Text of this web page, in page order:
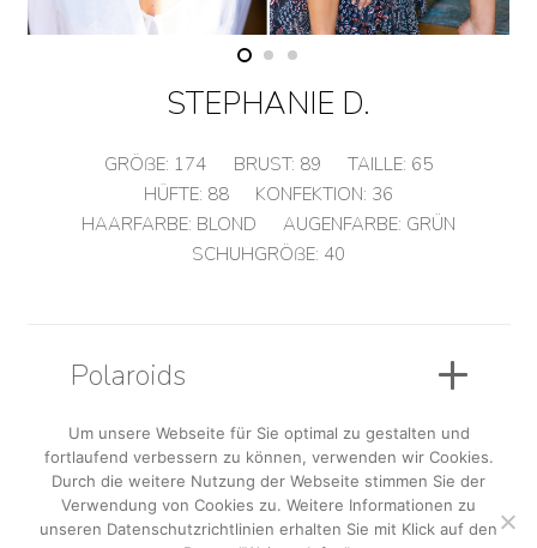
STEPHANIE D.
GRÖßE: 174 BRUST: 89 TAILLE: 65
HÜFTE: 88 KONFEKTION: 36
HAARFARBE: BLOND AUGENFARBE: GRÜN
SCHUHGRÖßE: 40
Polaroids
Sedcard
Um unsere Webseite für Sie optimal zu gestalten und
fortlaufend verbessern zu können, verwenden wir Cookies.
Durch die weitere Nutzung der Webseite stimmen Sie der
Verwendung von Cookies zu. Weitere Informationen zu
unseren Datenschutzrichtlinien erhalten Sie mit Klick auf den